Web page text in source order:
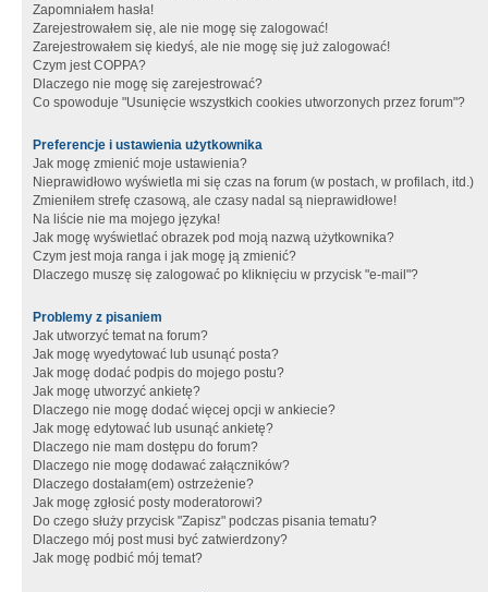
Zapomniałem hasła!
Zarejestrowałem się, ale nie mogę się zalogować!
Zarejestrowałem się kiedyś, ale nie mogę się już zalogować!
Czym jest COPPA?
Dlaczego nie mogę się zarejestrować?
Co spowoduje "Usunięcie wszystkich cookies utworzonych przez forum"?
Preferencje i ustawienia użytkownika
Jak mogę zmienić moje ustawienia?
Nieprawidłowo wyświetla mi się czas na forum (w postach, w profilach, itd.)
Zmieniłem strefę czasową, ale czasy nadal są nieprawidłowe!
Na liście nie ma mojego języka!
Jak mogę wyświetlać obrazek pod moją nazwą użytkownika?
Czym jest moja ranga i jak mogę ją zmienić?
Dlaczego muszę się zalogować po kliknięciu w przycisk "e-mail"?
Problemy z pisaniem
Jak utworzyć temat na forum?
Jak mogę wyedytować lub usunąć posta?
Jak mogę dodać podpis do mojego postu?
Jak mogę utworzyć ankietę?
Dlaczego nie mogę dodać więcej opcji w ankiecie?
Jak mogę edytować lub usunąć ankietę?
Dlaczego nie mam dostępu do forum?
Dlaczego nie mogę dodawać załączników?
Dlaczego dostałam(em) ostrzeżenie?
Jak mogę zgłosić posty moderatorowi?
Do czego służy przycisk "Zapisz" podczas pisania tematu?
Dlaczego mój post musi być zatwierdzony?
Jak mogę podbić mój temat?